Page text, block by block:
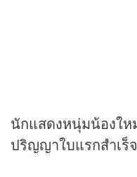
นักแสดงหนุ่มน้องให
ปริญญาใบแรกสำเร็